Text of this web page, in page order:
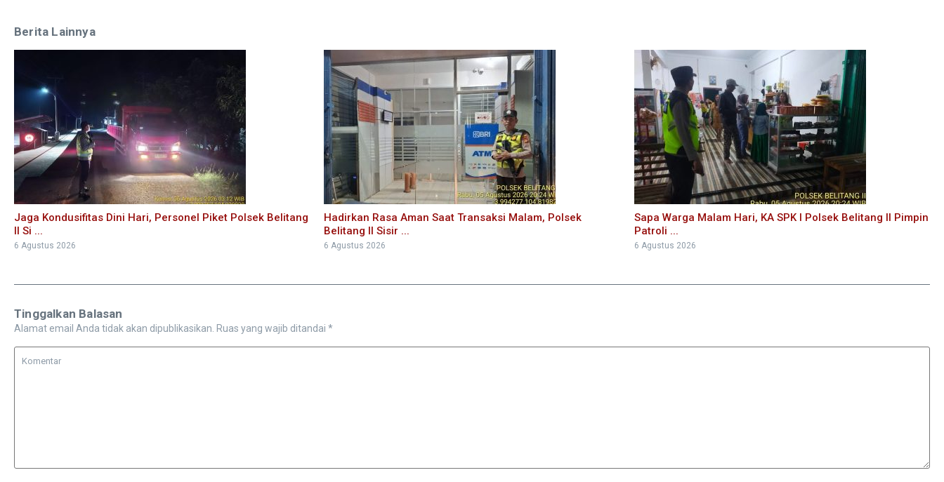
Berita Lainnya
Jaga Kondusifitas Dini Hari, Personel Piket Polsek Belitang
II Si ...
6 Agustus 2026
Hadirkan Rasa Aman Saat Transaksi Malam, Polsek
Belitang II Sisir ...
6 Agustus 2026
Sapa Warga Malam Hari, KA SPK I Polsek Belitang II Pimpin
Patroli ...
6 Agustus 2026
Tinggalkan Balasan
Alamat email Anda tidak akan dipublikasikan. Ruas yang wajib ditandai *